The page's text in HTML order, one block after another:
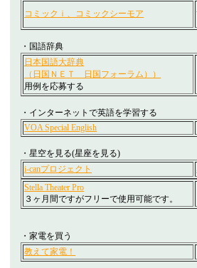
コミックｉ、コミックシーモア
・国語辞典
日本国語大辞典
（日国ＮＥＴ 日国フォーラム））
用例を応募する
・インターネットで英語を学習する
VOA Special English
・星空を見る(星座を見る)
i-canプロジェクト
Stella Theater Pro
３ヶ月間ですがフリーで使用可能です。
・家電を買う
教えて家電！